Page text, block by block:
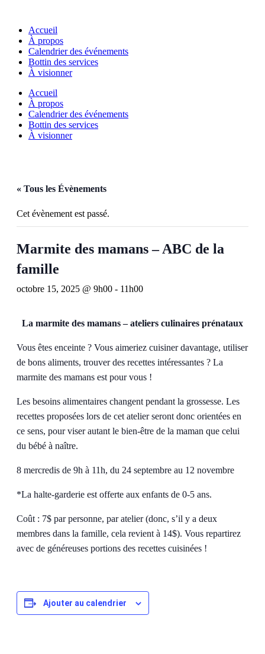
contenuAccueil
À propos
Calendrier des événements
Bottin des services
À visionner
Accueil
À propos
Calendrier des événements
Bottin des services
À visionner
« Tous les Évènements
Cet évènement est passé.
Marmite des mamans – ABC de la
famille
octobre 15, 2025 @ 9h00 - 11h00
La marmite des mamans – ateliers culinaires prénataux
Vous êtes enceinte ? Vous aimeriez cuisiner davantage, utiliser
de bons aliments, trouver des recettes intéressantes ? La
marmite des mamans est pour vous !
Les besoins alimentaires changent pendant la grossesse. Les
recettes proposées lors de cet atelier seront donc orientées en
ce sens, pour viser autant le bien-être de la maman que celui
du bébé à naître.
8 mercredis de 9h à 11h, du 24 septembre au 12 novembre
*La halte-garderie est offerte aux enfants de 0-5 ans.
Coût : 7$ par personne, par atelier (donc, s’il y a deux
membres dans la famille, cela revient à 14$). Vous repartirez
avec de généreuses portions des recettes cuisinées !
Ajouter au calendrier